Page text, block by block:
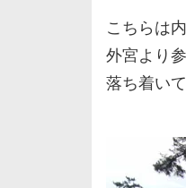
こちらは内
外宮より
落ち着い